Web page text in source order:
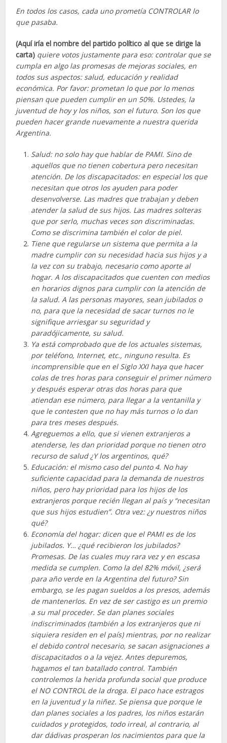
En todos los casos, cada uno prometía CONTROLAR lo
que pasaba.
(Aquí iría el nombre del partido político al que se dirige la
carta) quiere votos justamente para eso: controlar que se
cumpla en algo las promesas de mejoras sociales, en
todos sus aspectos: salud, educación y realidad
económica. Por favor: prometan lo que por lo menos
piensan que pueden cumplir en un 50%. Ustedes, la
juventud de hoy y los niños, son el futuro. Son los que
pueden hacer grande nuevamente a nuestra querida
Argentina.
Salud: no solo hay que hablar de PAMI. Sino de
aquellos que no tienen cobertura pero necesitan
atención. De los discapacitados: en especial los que
necesitan que otros los ayuden para poder
desenvolverse. Las madres que trabajan y deben
atender la salud de sus hijos. Las madres solteras
que por serlo, muchas veces son discriminadas.
Como se discrimina también el color de piel.
Tiene que regularse un sistema que permita a la
madre cumplir con su necesidad hacia sus hijos y a
la vez con su trabajo, necesario como aporte al
hogar. A los discapacitados que cuenten con medios
en horarios dignos para cumplir con la atención de
la salud. A las personas mayores, sean jubilados o
no, para que la necesidad de sacar turnos no le
signifique arriesgar su seguridad y
paradójicamente, su salud.
Ya está comprobado que de los actuales sistemas,
por teléfono, Internet, etc., ninguno resulta. Es
incomprensible que en el Siglo XXI haya que hacer
colas de tres horas para conseguir el primer número
y después esperar otras dos horas para que
atiendan ese número, para llegar a la ventanilla y
que le contesten que no hay más turnos o lo dan
para tres meses después.
Agreguemos a ello, que si vienen extranjeros a
atenderse, les dan prioridad porque no tienen otro
recurso de salud ¿Y los argentinos, qué?
Educación: el mismo caso del punto 4. No hay
suficiente capacidad para la demanda de nuestros
niños, pero hay prioridad para los hijos de los
extranjeros porque recién llegan al país y “necesitan
que sus hijos estudien”. Otra vez: ¿y nuestros niños
qué?
Economía del hogar: dicen que el PAMI es de los
jubilados. Y… ¿qué recibieron los jubilados?
Promesas. De las cuales muy rara vez y en escasa
medida se cumplen. Como la del 82% móvil, ¿será
para año verde en la Argentina del futuro? Sin
embargo, se les pagan sueldos a los presos, además
de mantenerlos. En vez de ser castigo es un premio
a su mal proceder. Se dan planes sociales
indiscriminados (también a los extranjeros que ni
siquiera residen en el país) mientras, por no realizar
el debido control necesario, se sacan asignaciones a
discapacitados o a la vejez. Antes depuremos,
hagamos el tan batallado control. También
controlemos la herida profunda social que produce
el NO CONTROL de la droga. El paco hace estragos
en la juventud y la niñez. Se piensa que porque le
dan planes sociales a los padres, los niños estarán
cuidados y protegidos, todo irreal, al contrario, al
dar dádivas prosperan los nacimientos para que la